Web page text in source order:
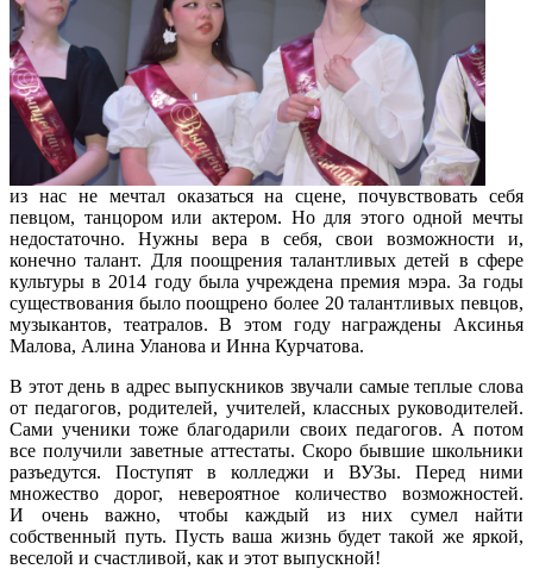
из нас не мечтал оказаться на сцене, почувствовать себя
певцом, танцором или актером. Но для этого одной мечты
недостаточно. Нужны вера в себя, свои возможности и,
конечно талант. Для поощрения талантливых детей в сфере
культуры в 2014 году была учреждена премия мэра. За годы
существования было поощрено более 20 талантливых певцов,
музыкантов, театралов. В этом году награждены Аксинья
Малова, Алина Уланова и Инна Курчатова.
В этот день в адрес выпускников звучали самые теплые слова
от педагогов, родителей, учителей, классных руководителей.
Сами ученики тоже благодарили своих педагогов. А потом
все получили заветные аттестаты. Скоро бывшие школьники
разъедутся. Поступят в колледжи и ВУЗы. Перед ними
множество дорог, невероятное количество возможностей.
И очень важно, чтобы каждый из них сумел найти
собственный путь. Пусть ваша жизнь будет такой же яркой,
веселой и счастливой, как и этот выпускной!